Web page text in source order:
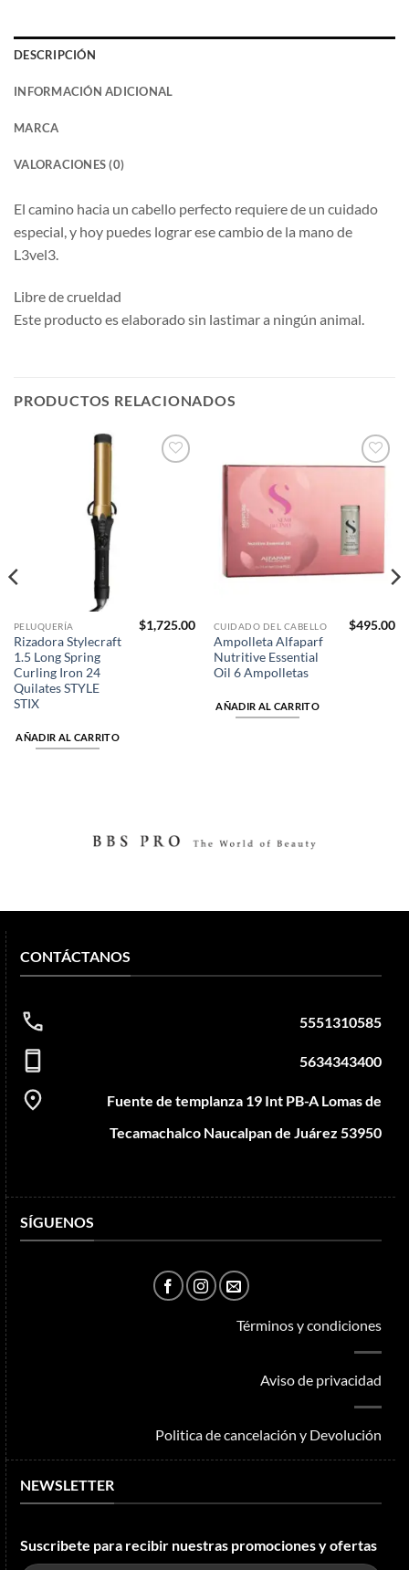
DESCRIPCIÓN
INFORMACIÓN ADICIONAL
MARCA
VALORACIONES (0)
El camino hacia un cabello perfecto requiere de un cuidado
especial, y hoy puedes lograr ese cambio de la mano de
L3vel3.
Libre de crueldad
Este producto es elaborado sin lastimar a ningún animal.
PRODUCTOS RELACIONADOS
PELUQUERÍA
Rizadora Stylecraft
1.5 Long Spring
Curling Iron 24
Quilates STYLE
STIX
$1,725.00
AÑADIR AL CARRITO
deseos
CUIDADO DEL CABELLO
Ampolleta Alfaparf
Nutritive Essential
Oil 6 Ampolletas
$495.00
AÑADIR AL CARRITO
CONTÁCTANOS
5551310585
5634343400
Fuente de templanza 19 Int PB-A Lomas de
Tecamachalco Naucalpan de Juárez 53950
SÍGUENOS
Términos y condiciones
Aviso de privacidad
Politica de cancelación y Devolución
NEWSLETTER
Suscribete para recibir nuestras promociones y ofertas